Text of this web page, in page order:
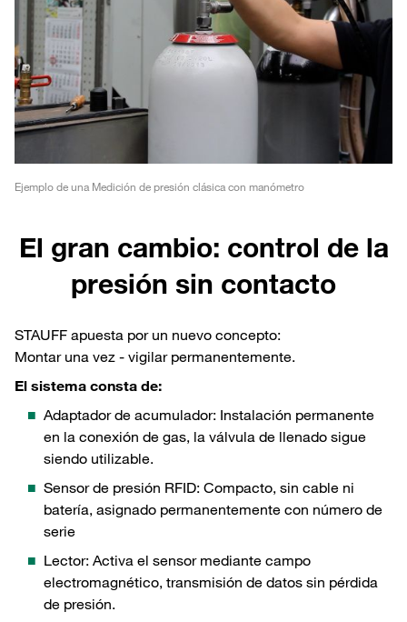
Ejemplo de una Medición de presión clásica con manómetro
El gran cambio: control de la
presión sin contacto
STAUFF apuesta por un nuevo concepto:
Montar una vez - vigilar permanentemente.
El sistema consta de:
Adaptador de acumulador: Instalación permanente
en la conexión de gas, la válvula de llenado sigue
siendo utilizable.
Sensor de presión RFID: Compacto, sin cable ni
batería, asignado permanentemente con número de
serie
Lector: Activa el sensor mediante campo
electromagnético, transmisión de datos sin pérdida
de presión.